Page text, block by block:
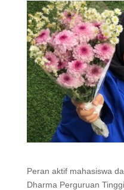
Peran aktif mahasiswa
Dharma Perguruan